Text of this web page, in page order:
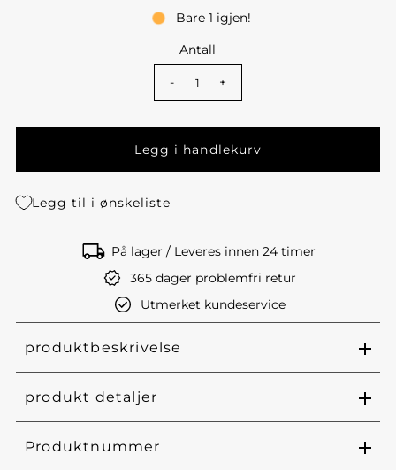
Bare 1 igjen!
Antall
- +
Legg til i ønskeliste
På lager / Leveres innen 24 timer
365 dager problemfri retur
Utmerket kundeservice
produktbeskrivelse
produkt detaljer
Produktnummer